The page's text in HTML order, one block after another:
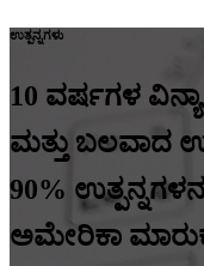
ಉತ್ಪನ್ನಗಳು
10 ವರ್ಷಗಳ
ಮತ್ತು ಬಲವಾದ
90%
ಅಮೇರಿಕಾ